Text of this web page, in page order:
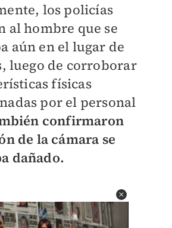
los policías
al hombre que se
aún en el lugar de
luego de corroborar
físicas
por el personal
confirmaron
de la cámara se
dañado.